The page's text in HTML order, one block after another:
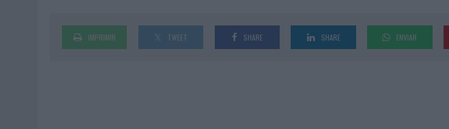
IMPRIMIR TWEET SHARE SHARE ENVIAR